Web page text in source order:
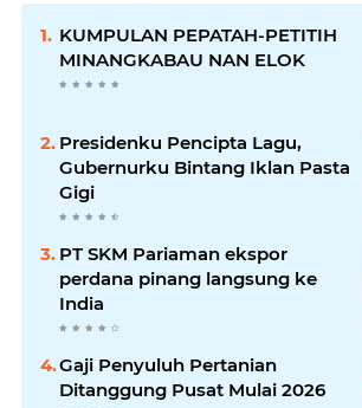
KUMPULAN PEPATAH-PETITIH
MINANGKABAU NAN ELOK
Presidenku Pencipta Lagu,
Gubernurku Bintang Iklan Pasta
Gigi
PT SKM Pariaman ekspor
perdana pinang langsung ke
India
Gaji Penyuluh Pertanian
Ditanggung Pusat Mulai 2026